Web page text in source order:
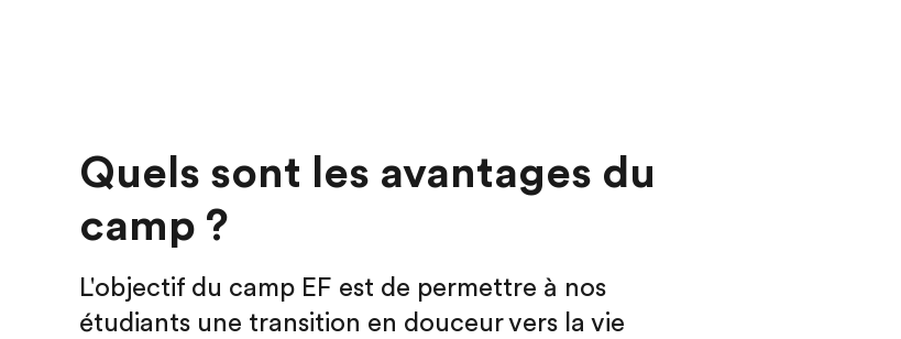
Quels sont les avantages du
camp ?
L'objectif du camp EF est de permettre à nos
étudiants une transition en douceur vers la vie